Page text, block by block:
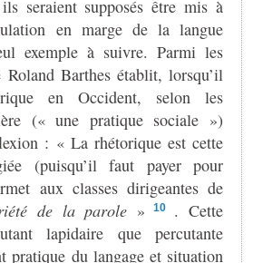
seraient supposés être mis à
en marge de la langue
exemple à suivre. Parmi les
Barthes établit, lorsqu’il
en Occident, selon les
(« une pratique sociale »)
: « La rhétorique est cette
(puisqu’il faut payer pour
aux classes dirigeantes de
de la parole » 10 . Cette
lapidaire que percutante
pratique du langage et situation